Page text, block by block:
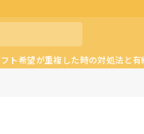
ト希望が重複した時の対処法と有